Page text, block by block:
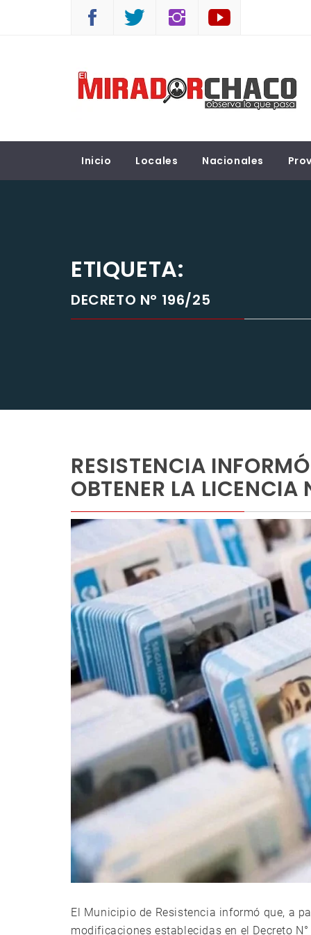
EL MIRADOR CHACO
Inicio Locales Nacionales
ETIQUETA:
DECRETO N° 196/25
RESISTENCIA
OBTENER LA
El Municipio de Resistencia informó que, a
modificaciones establecidas en el Decreto